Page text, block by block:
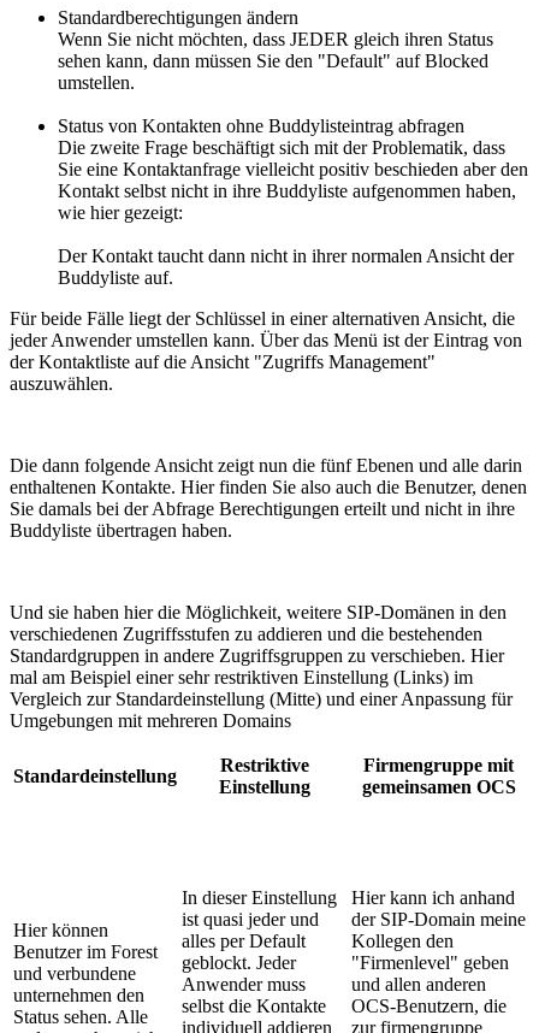
Standardberechtigungen ändern
Wenn Sie nicht möchten, dass JEDER gleich ihren Status
sehen kann, dann müssen Sie den "Default" auf Blocked
umstellen.
Status von Kontakten ohne Buddylisteintrag abfragen
Die zweite Frage beschäftigt sich mit der Problematik, dass
Sie eine Kontaktanfrage vielleicht positiv beschieden aber den
Kontakt selbst nicht in ihre Buddyliste aufgenommen haben,
wie hier gezeigt:
Der Kontakt taucht dann nicht in ihrer normalen Ansicht der
Buddyliste auf.
Für beide Fälle liegt der Schlüssel in einer alternativen Ansicht, die
jeder Anwender umstellen kann. Über das Menü ist der Eintrag von
der Kontaktliste auf die Ansicht "Zugriffs Management"
auszuwählen.
Die dann folgende Ansicht zeigt nun die fünf Ebenen und alle darin
enthaltenen Kontakte. Hier finden Sie also auch die Benutzer, denen
Sie damals bei der Abfrage Berechtigungen erteilt und nicht in ihre
Buddyliste übertragen haben.
Und sie haben hier die Möglichkeit, weitere SIP-Domänen in den
verschiedenen Zugriffsstufen zu addieren und die bestehenden
Standardgruppen in andere Zugriffsgruppen zu verschieben. Hier
mal am Beispiel einer sehr restriktiven Einstellung (Links) im
Vergleich zur Standardeinstellung (Mitte) und einer Anpassung für
Umgebungen mit mehreren Domains
Standardeinstellung
Restriktive
Einstellung
Firmengruppe mit
gemeinsamen OCS
Hier können
Benutzer im Forest
und verbundene
unternehmen den
Status sehen. Alle
In dieser Einstellung
ist quasi jeder und
alles per Default
geblockt. Jeder
Anwender muss
selbst die Kontakte
individuell addieren
Hier kann ich anhand
der SIP-Domain meine
Kollegen den
"Firmenlevel" geben
und allen anderen
OCS-Benutzern, die
zur firmengruppe